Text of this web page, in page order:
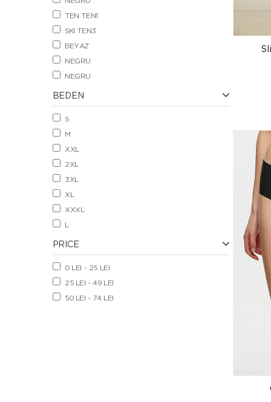
TEN TEN1
SKI TEN3
BEYAZ
NEGRU
NEGRU
BEDEN
S
M
XXL
2XL
3XL
XL
XXXL
L
PRICE
0 LEI - 25 LEI
25 LEI - 49 LEI
50 LEI - 74 LEI